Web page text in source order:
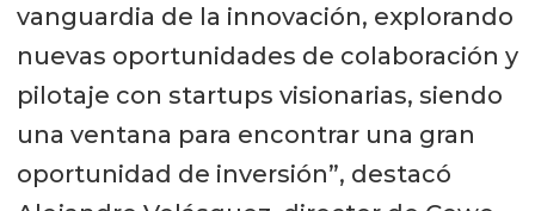
vanguardia de la innovación, explorando
nuevas oportunidades de colaboración y
pilotaje con startups visionarias, siendo
una ventana para encontrar una gran
oportunidad de inversión”, destacó